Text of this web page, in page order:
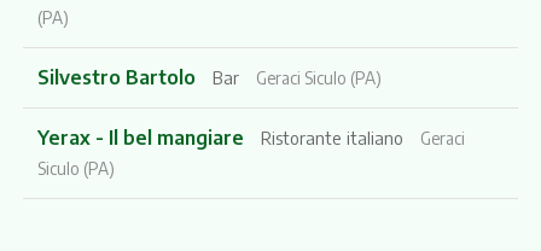
(PA)
Silvestro Bartolo Bar Geraci Siculo (PA)
Yerax - Il bel mangiare Ristorante italiano
Geraci
Siculo (PA)